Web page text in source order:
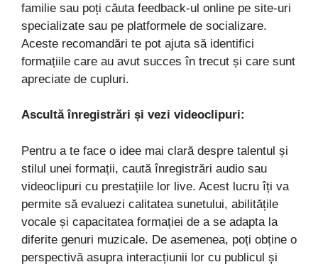
familie sau poți căuta feedback-ul online pe site-uri
specializate sau pe platformele de socializare.
Aceste recomandări te pot ajuta să identifici
formațiile care au avut succes în trecut și care sunt
apreciate de cupluri.
Ascultă înregistrări și vezi videoclipuri:
Pentru a te face o idee mai clară despre talentul și
stilul unei formații, caută înregistrări audio sau
videoclipuri cu prestațiile lor live. Acest lucru îți va
permite să evaluezi calitatea sunetului, abilitățile
vocale și capacitatea formației de a se adapta la
diferite genuri muzicale. De asemenea, poți obține o
perspectivă asupra interacțiunii lor cu publicul și